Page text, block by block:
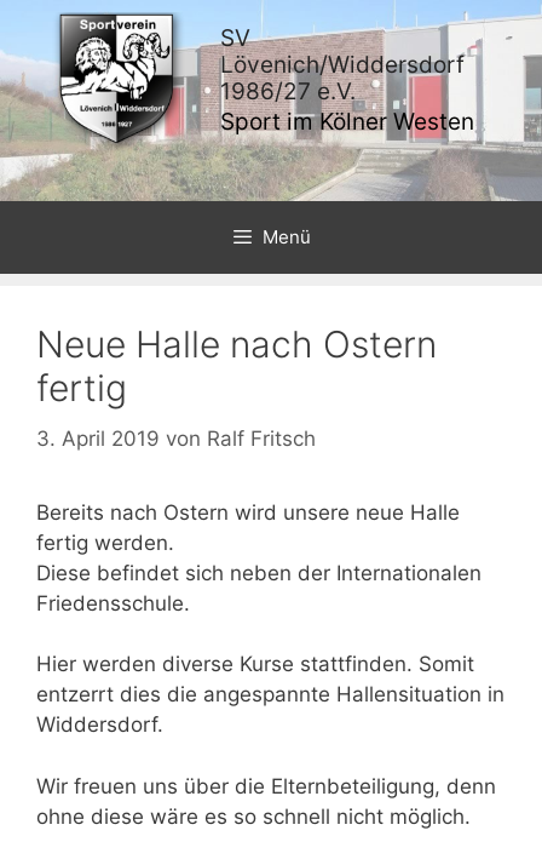
Inhalt
springen
SV
Lövenich/Widdersdorf
1986/27 e.V.
Sport im Kölner Westen
Menü
Neue Halle nach Ostern
fertig
3. April 2019 von Ralf Fritsch
Bereits nach Ostern wird unsere neue Halle
fertig werden.
Diese befindet sich neben der Internationalen
Friedensschule.
Hier werden diverse Kurse stattfinden. Somit
entzerrt dies die angespannte Hallensituation in
Widdersdorf.
Wir freuen uns über die Elternbeteiligung, denn
ohne diese wäre es so schnell nicht möglich.